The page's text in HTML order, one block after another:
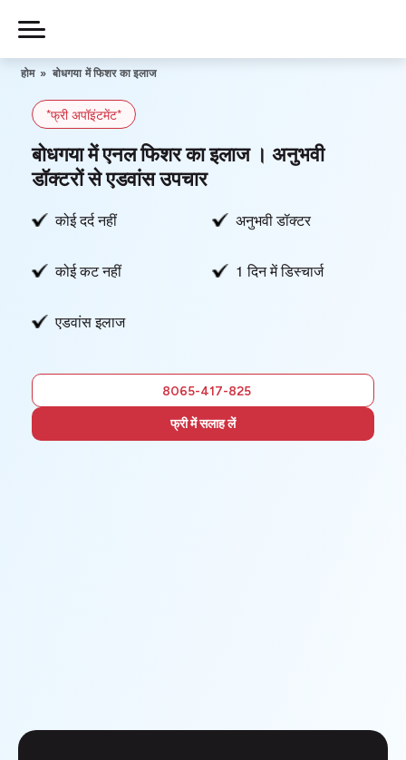
content
Piles
हमारे बारे में
हमसे संपर्क करें
फ्री में
सलाह लें
होम » बोधगया में फिशर का इलाज
*फ्री अपॉइंटमेंट*
बोधगया में एनल फिशर का इलाज । अनुभवी
डॉक्टरों से एडवांस उपचार
कोई दर्द नहीं अनुभवी डॉक्टर
कोई कट नहीं 1 दिन में डिस्चार्ज
एडवांस इलाज
8065-417-825
फ्री में सलाह लें